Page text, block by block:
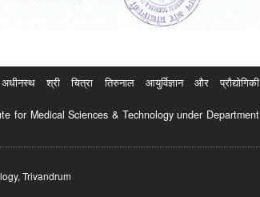
श्री चित्रा तिरुनाल आयुर्विज्ञान और प्रौद्योगिकी
for Medical Sciences & Technology under Department
Trivandrum